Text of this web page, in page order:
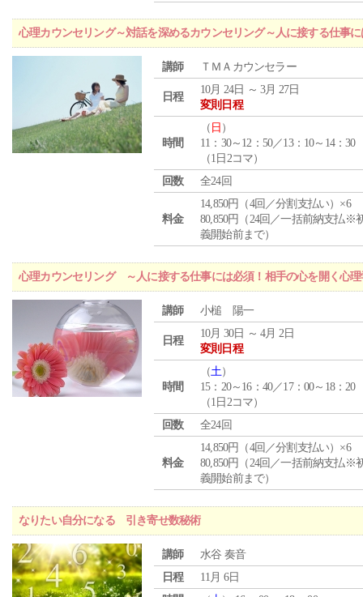
心理カウンセリング～対話を深めるカウンセリング～人に接する仕事
講師 ＴＭＡカウンセラー
日程
10月 24日 ～ 3月 27日
変則日程
時間
（ 日 ）
11：30～12：50／13：10～14：30
（1日2コマ）
回数
全24回
料金
14,850円（4回／分割支払い）×6
80,850円（24回／一括前納支払※
義開始前まで）
心理カウンセリング ～人に接する仕事には必須！相手の心を開く心理
講師 小槌 陽一
日程
10月 30日 ～ 4月 2日
変則日程
時間
（土）
15：20～16：40／17：00～18：20
（1日2コマ）
回数
全24回
料金
14,850円（4回／分割支払い）×6
80,850円（24回／一括前納支払※
義開始前まで）
なりたい自分になる 引き寄せ数秘術
講師
水谷 奏音
日程
11月 6日